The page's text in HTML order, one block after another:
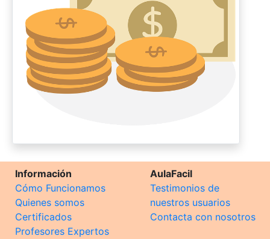
Información
Cómo Funcionamos
Quienes somos
Certificados
Profesores Expertos
AulaFacil
Testimonios de
nuestros usuarios
Contacta con nosotros